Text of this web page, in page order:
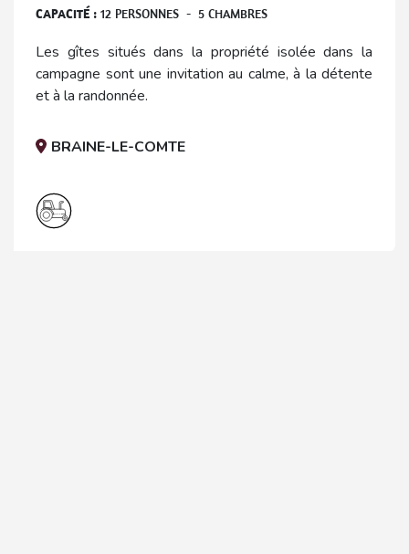
CAPACITÉ : 12 PERSONNES - 5 CHAMBRES
Les gîtes situés dans la propriété isolée dans la
campagne sont une invitation au calme, à la détente
et à la randonnée.
BRAINE-LE-COMTE